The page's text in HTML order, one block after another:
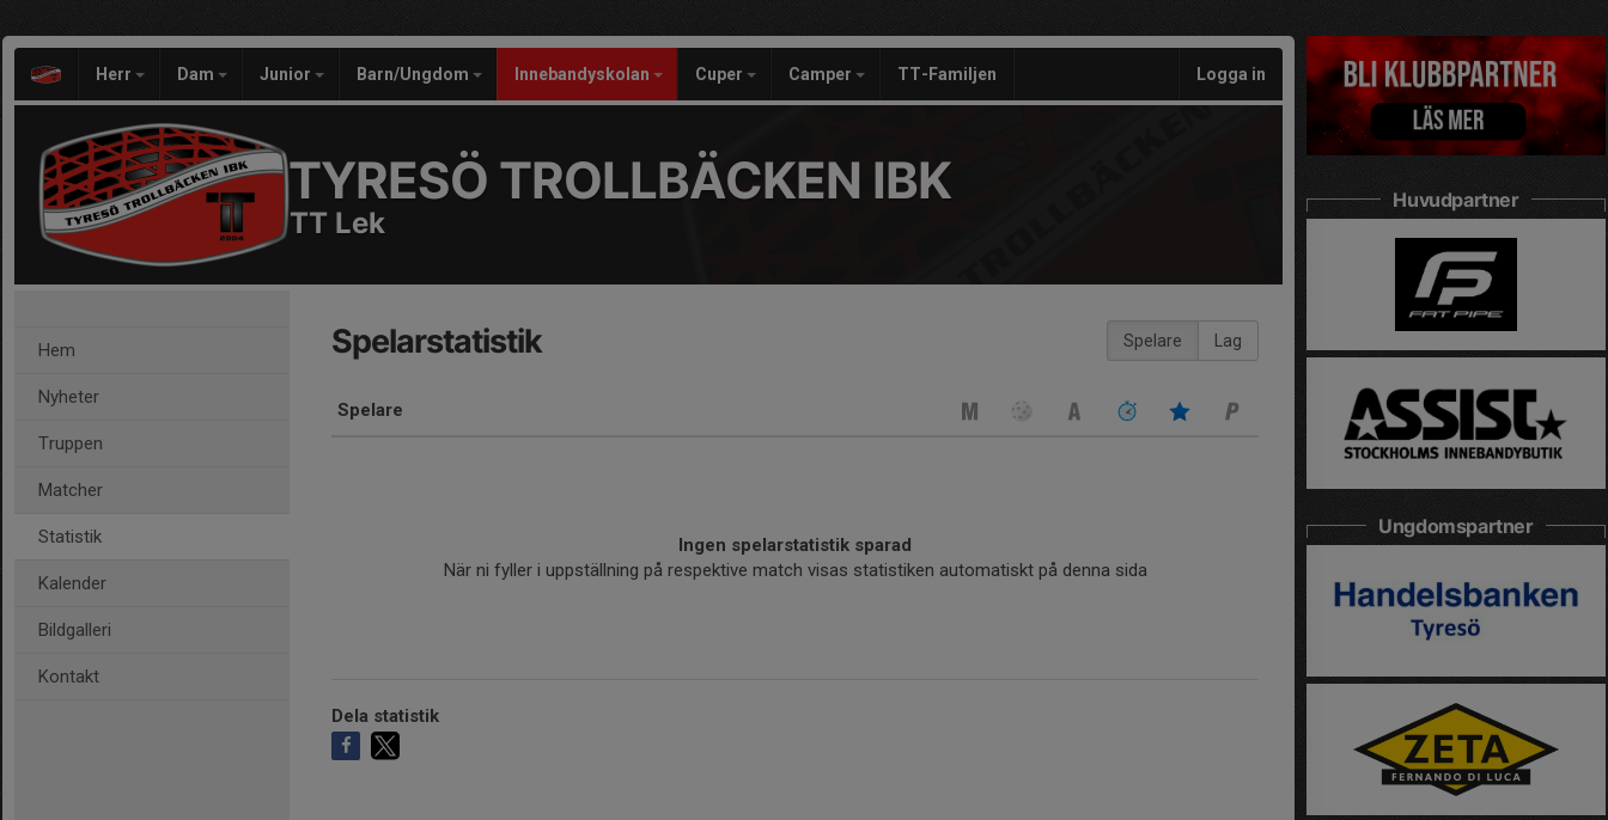
Herr Dam Junior Barn/Ungdom Innebandyskolan Cuper Camper TT-Familjen Logga in
TYRESÖ TROLLBÄCKEN IBK
TT Lek
Hem
Nyheter
Truppen
Matcher
Statistik
Kalender
Bildgalleri
Kontakt
Spelare Lag
Spelarstatistik
Spelare
Ingen spelarstatistik sparad
När ni fyller i uppställning på respektive match visas statistiken automatiskt på denna sida
Dela statistik
Huvudpartner
Ungdomspartner